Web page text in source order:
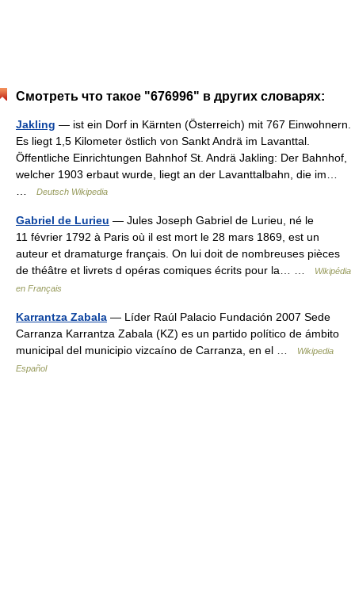
Смотреть что такое "676996" в других словарях:
Jakling — ist ein Dorf in Kärnten (Österreich) mit 767 Einwohnern.
Es liegt 1,5 Kilometer östlich von Sankt Andrä im Lavanttal.
Öffentliche Einrichtungen Bahnhof St. Andrä Jakling: Der Bahnhof,
welcher 1903 erbaut wurde, liegt an der Lavanttalbahn, die im…
Deutsch Wikipedia
Gabriel de Lurieu — Jules Joseph Gabriel de Lurieu, né le
11 février 1792 à Paris où il est mort le 28 mars 1869, est un
auteur et dramaturge français. On lui doit de nombreuses pièces
de théâtre et livrets d opéras comiques écrits pour la… …
Wikipédia
en Français
Karrantza Zabala — Líder Raúl Palacio Fundación 2007 Sede
Carranza Karrantza Zabala (KZ) es un partido político de ámbito
municipal del municipio vizcaíno de Carranza, en el …
Wikipedia
Español